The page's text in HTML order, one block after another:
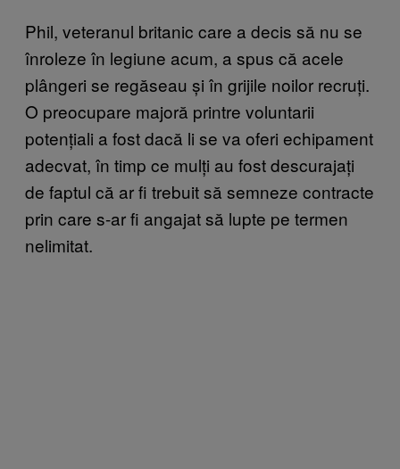
Phil, veteranul britanic care a decis să nu se
înroleze în legiune acum, a spus că acele
plângeri se regăseau și în grijile noilor recruți.
O preocupare majoră printre voluntarii
potențiali a fost dacă li se va oferi echipament
adecvat, în timp ce mulți au fost descurajați
de faptul că ar fi trebuit să semneze contracte
prin care s-ar fi angajat să lupte pe termen
nelimitat.